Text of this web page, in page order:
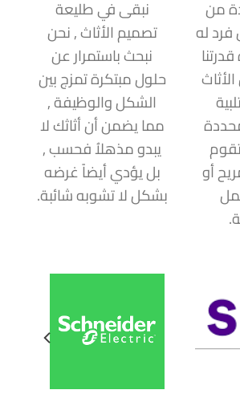
من
له
أو
نبقى في طليعة
تصميم الأثاث , نحن
نبحث باستمرار عن
حلول مبتكرة تمزج بين
الشكل والوظيفة ,
مما يضمن أن أثاثك لا
يبدو مذهلاُ فحسب ,
بل يؤدي أيضاً غرضه
بشكل لا تشوبه شائبة.